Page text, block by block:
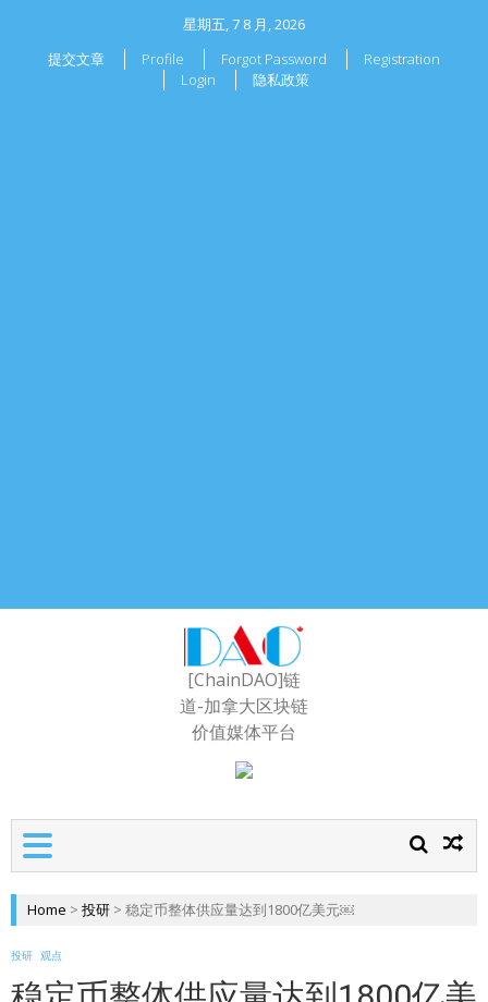
星期五, 7 8 月, 2026
提交文章
Profile Forgot Password
Registration
Login
隐私政策
[ChainDAO]链
道-加拿大区块链
价值媒体平台
Home > 投研 > 稳定币整体供应量达到1800亿美元￼
投研 观点